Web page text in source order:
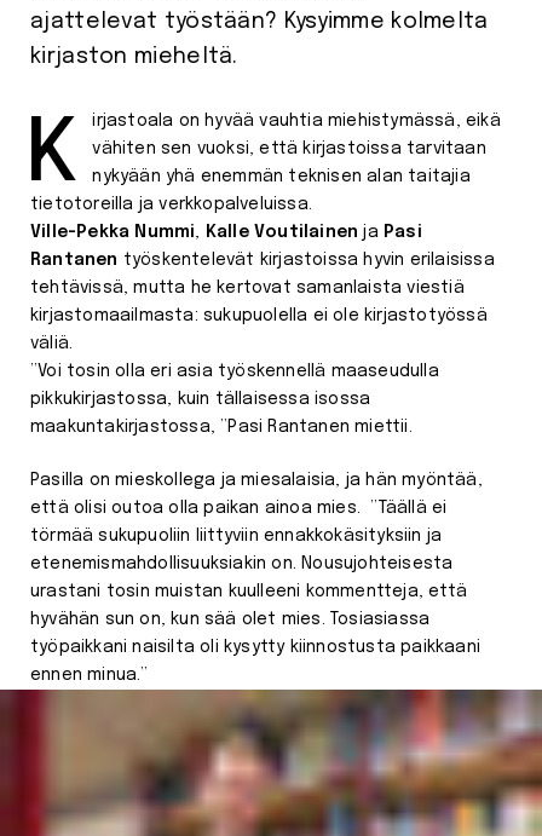
ajattelevat työstään? Kysyimme kolmelta
kirjaston mieheltä.
Kirjastoala on hyvää vauhtia miehistymässä, eikä
vähiten sen vuoksi, että kirjastoissa tarvitaan
nykyään yhä enemmän teknisen alan taitajia
tietotoreilla ja verkkopalveluissa.
Ville-Pekka Nummi
Kalle Voutilainen ja Pasi
Rantanen työskentelevät kirjastoissa hyvin erilaisissa
tehtävissä, mutta he kertovat samanlaista viestiä
kirjastomaailmasta: sukupuolella ei ole kirjastotyössä
väliä.
”Voi tosin olla eri asia työskennellä maaseudulla
pikkukirjastossa, kuin tällaisessa isossa
maakuntakirjastossa, ”Pasi Rantanen miettii.
Pasilla on mieskollega ja miesalaisia, ja hän myöntää,
että olisi outoa olla paikan ainoa mies. ”Täällä ei
törmää sukupuoliin liittyviin ennakkokäsityksiin ja
etenemismahdollisuuksiakin on. Nousujohteisesta
urastani tosin muistan kuulleeni kommentteja, että
hyvähän sun on, kun sää olet mies. Tosiasiassa
työpaikkani naisilta oli kysytty kiinnostusta paikkaani
ennen minua.”